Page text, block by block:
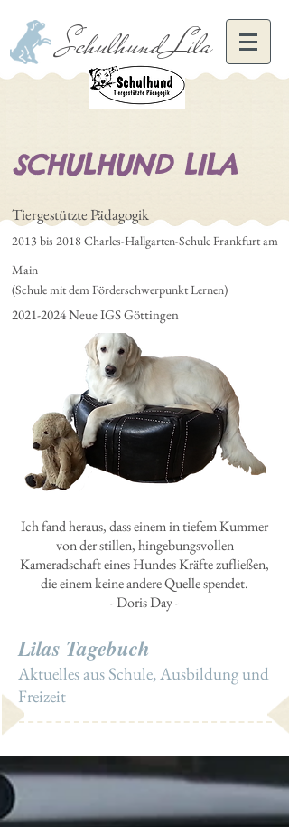
Schulhund Lila
SCHULHUND LILA
Tiergestützte Pädagogik
2013 bis 2018 Charles-Hallgarten-Schule Frankfurt am
Main
(Schule mit dem Förderschwerpunkt Lernen)
2021-2024Neue IGS Göttingen
Ich fand heraus, dass einem in tiefem Kummer
von der stillen, hingebungsvollen
Kameradschaft eines Hundes Kräfte zufließen,
die einem keine andere Quelle spendet.
- Doris Day -
Lilas Tagebuch
Aktuelles aus Schule, Ausbildung und
Freizeit